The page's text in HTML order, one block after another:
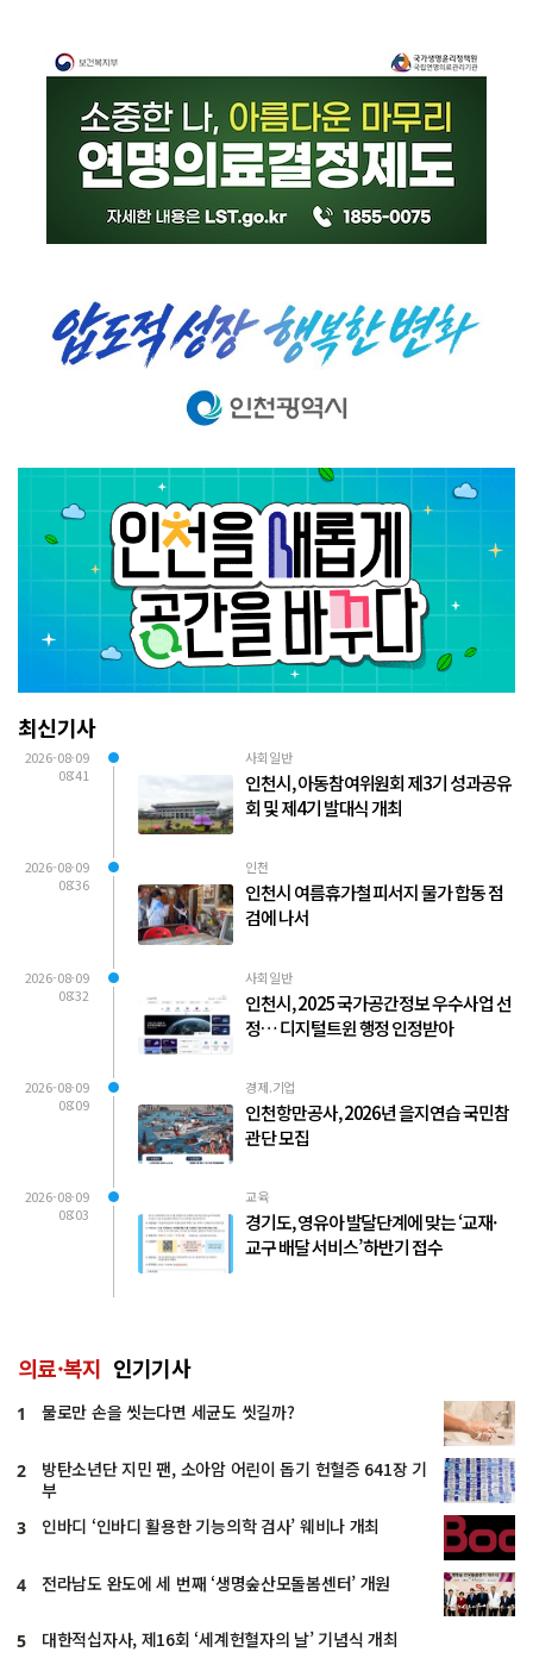
최신기사
2026-08-09
08:41
사회일반
인천시, 아동참여위원회 제3기 성과공유
회 및 제4기 발대식 개최
2026-08-09
08:36
인천
인천시 여름휴가철 피서지 물가 합동 점
검에 나서
2026-08-09
08:32
사회일반
인천시, 2025 국가공간정보 우수사업 선
정… 디지털트윈 행정 인정받아
2026-08-09
08:09
경제.기업
인천항만공사, 2026년 을지연습 국민참
관단 모집
2026-08-09
08:03
교육
경기도, 영유아 발달단계에 맞는 ‘교재·
교구 배달 서비스’ 하반기 접수
의료·복지 인기기사
1 물로만 손을 씻는다면 세균도 씻길까?
2
방탄소년단 지민 팬, 소아암 어린이 돕기 헌혈증 641장 기
부
3 인바디 ‘인바디 활용한 기능의학 검사’ 웨비나 개최
4 전라남도 완도에 세 번째 ‘생명숲산모돌봄센터’ 개원
5 대한적십자사, 제16회 ‘세계헌혈자의 날’ 기념식 개최